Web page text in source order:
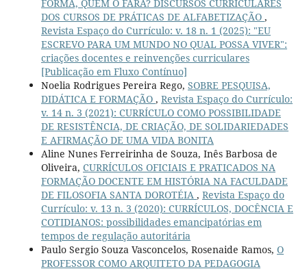
FORMA, QUEM O FARÁ? DISCURSOS CURRICULARES
DOS CURSOS DE PRÁTICAS DE ALFABETIZAÇÃO ,
Revista Espaço do Currículo: v. 18 n. 1 (2025): "EU
ESCREVO PARA UM MUNDO NO QUAL POSSA VIVER":
criações docentes e reinvenções curriculares
[Publicação em Fluxo Contínuo]
Noelia Rodrigues Pereira Rego, SOBRE PESQUISA,
DIDÁTICA E FORMAÇÃO , Revista Espaço do Currículo:
v. 14 n. 3 (2021): CURRÍCULO COMO POSSIBILIDADE
DE RESISTÊNCIA, DE CRIAÇÃO, DE SOLIDARIEDADES
E AFIRMAÇÃO DE UMA VIDA BONITA
Aline Nunes Ferreirinha de Souza, Inês Barbosa de
Oliveira, CURRÍCULOS OFICIAIS E PRATICADOS NA
FORMAÇÃO DOCENTE EM HISTÓRIA NA FACULDADE
DE FILOSOFIA SANTA DOROTÉIA , Revista Espaço do
Currículo: v. 13 n. 3 (2020): CURRÍCULOS, DOCÊNCIA E
COTIDIANOS: possibilidades emancipatórias em
tempos de regulação autoritária
Paulo Sergio Souza Vasconcelos, Rosenaide Ramos, O
PROFESSOR COMO ARQUITETO DA PEDAGOGIA